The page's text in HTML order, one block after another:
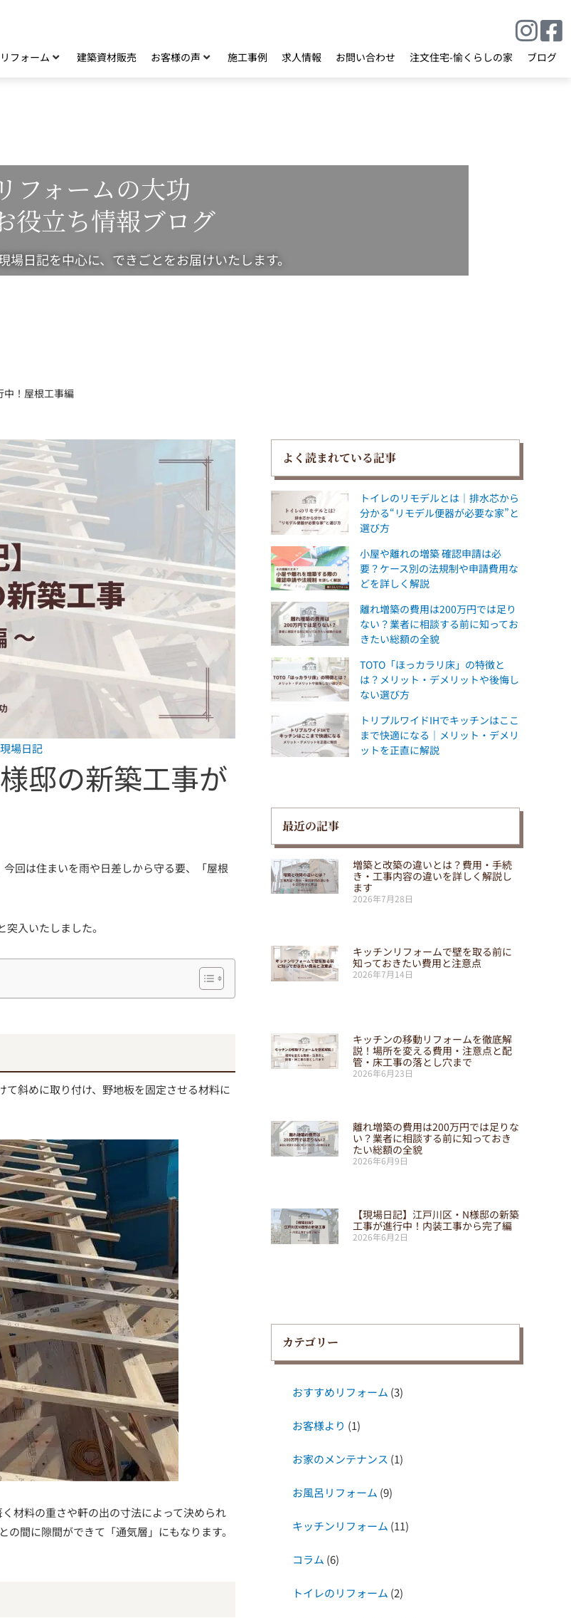
リフォーム 建築資材販売 お客様の声 施工事例 求人情報 お問い合わせ 注文住宅-愉くらしの家 ブログ
フォームの大功
役立ち情報ブログ
場日記を中心に、できごとをお届けいたします。
中！屋根工事編
場日記
邸の新築工事が
回は住まいを雨や日差しから守る要、「屋根
入いたしました。
斜めに取り付け、野地板を固定させる材料に
材料の重さや軒の出の寸法によって決められ
間に隙間ができて「通気層」にもなります。
よく読まれている記事
トイレのリモデルとは｜排水芯から
分かる“リモデル便器が必要な家”と
選び方
小屋や離れの増築 確認申請は必
要？ケース別の法規制や申請費用な
どを詳しく解説
離れ増築の費用は200万円では足り
ない？業者に相談する前に知ってお
きたい総額の全貌
TOTO「ほっカラリ床」の特徴と
は？メリット・デメリットや後悔し
ない選び方
トリプルワイドIHでキッチンはここ
まで快適になる｜メリット・デメリ
ットを正直に解説
最近の記事
増築と改築の違いとは？費用・手続
き・工事内容の違いを詳しく解説し
ます
2026年7月28日
キッチンリフォームで壁を取る前に
知っておきたい費用と注意点
2026年7月14日
キッチンの移動リフォームを徹底解
説！場所を変える費用・注意点と配
管・床工事の落とし穴まで
2026年6月23日
離れ増築の費用は200万円では足りな
い？業者に相談する前に知っておき
たい総額の全貌
2026年6月9日
【現場日記】江戸川区・N様邸の新築
工事が進行中！内装工事から完了編
2026年6月2日
カテゴリー
おすすめリフォーム (3)
お客様より (1)
お家のメンテナンス (1)
お風呂リフォーム (9)
キッチンリフォーム (11)
コラム (6)
トイレのリフォーム (2)